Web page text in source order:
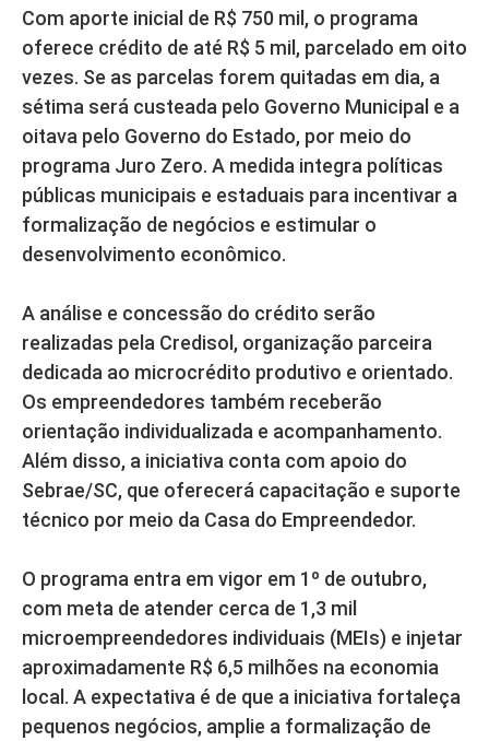
Com aporte inicial de R$ 750 mil, o programa
oferece crédito de até R$ 5 mil, parcelado em oito
vezes. Se as parcelas forem quitadas em dia, a
sétima será custeada pelo Governo Municipal e a
oitava pelo Governo do Estado, por meio do
programa Juro Zero. A medida integra políticas
públicas municipais e estaduais para incentivar a
formalização de negócios e estimular o
desenvolvimento econômico.
A análise e concessão do crédito serão
realizadas pela Credisol, organização parceira
dedicada ao microcrédito produtivo e orientado.
Os empreendedores também receberão
orientação individualizada e acompanhamento.
Além disso, a iniciativa conta com apoio do
Sebrae/SC, que oferecerá capacitação e suporte
técnico por meio da Casa do Empreendedor.
O programa entra em vigor em 1º de outubro,
com meta de atender cerca de 1,3 mil
microempreendedores individuais (MEIs) e injetar
aproximadamente R$ 6,5 milhões na economia
local. A expectativa é de que a iniciativa fortaleça
pequenos negócios, amplie a formalização de